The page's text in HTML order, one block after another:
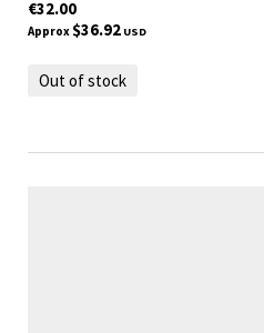
€32.00
Approx$36.92 USD
Out of stock